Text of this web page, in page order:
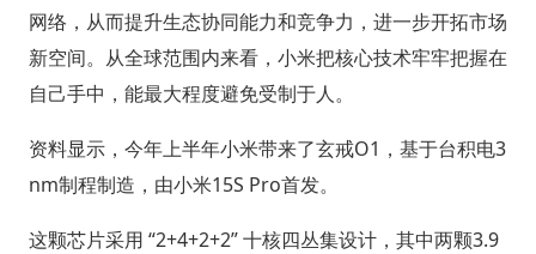
网络，从而提升生态协同能力和竞争力，进一步开拓市场
新空间。从全球范围内来看，小米把核心技术牢牢把握在
自己手中，能最大程度避免受制于人。
资料显示，今年上半年小米带来了玄戒O1，基于台积电3
nm制程制造，由小米15S Pro首发。
这颗芯片采用 “2+4+2+2” 十核四丛集设计，其中两颗3.9